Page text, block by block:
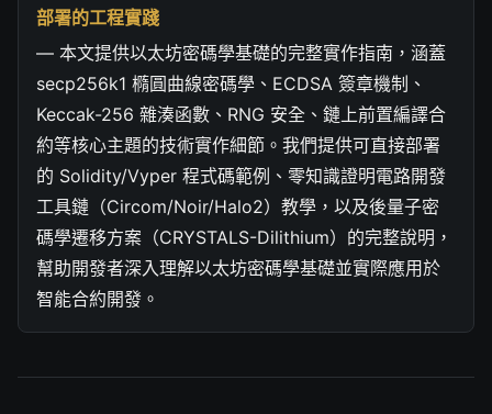
部署的工程實踐
— 本文提供以太坊密碼學基礎的完整實作指南，涵蓋
secp256k1 橢圓曲線密碼學、ECDSA 簽章機制、
Keccak-256 雜湊函數、RNG 安全、鏈上前置編譯合
約等核心主題的技術實作細節。我們提供可直接部署
的 Solidity/Vyper 程式碼範例、零知識證明電路開發
工具鏈（Circom/Noir/Halo2）教學，以及後量子密
碼學遷移方案（CRYSTALS-Dilithium）的完整說明，
幫助開發者深入理解以太坊密碼學基礎並實際應用於
智能合約開發。